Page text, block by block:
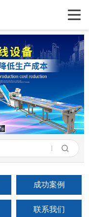
成功案例
联系我们